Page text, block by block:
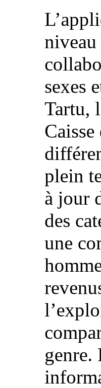
niveau
sexes
Tartu,
plein
à jour
des
une
genre.